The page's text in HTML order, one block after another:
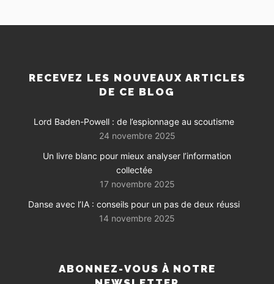
RECEVEZ LES NOUVEAUX ARTICLES
DE CE BLOG
Lord Baden-Powell : de l’espionnage au scoutisme
24 novembre 2025
Un livre blanc pour mieux analyser l’information
collectée
17 novembre 2025
Danse avec l’IA : conseils pour un pas de deux réussi
14 novembre 2025
ABONNEZ-VOUS À NOTRE